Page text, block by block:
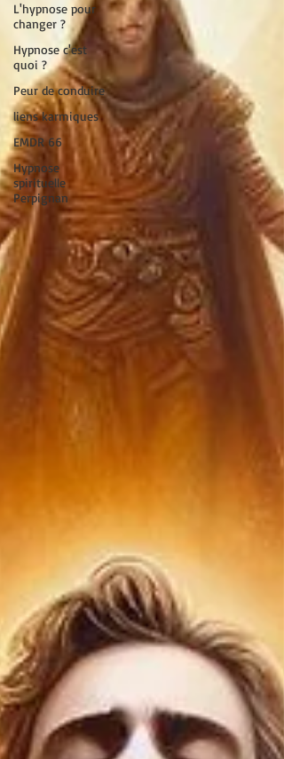
L'hypnose pour
changer ?
Hypnose c'est
quoi ?
Peur de conduire
liens karmiques
EMDR 66
Hypnose
spirituelle
Perpignan